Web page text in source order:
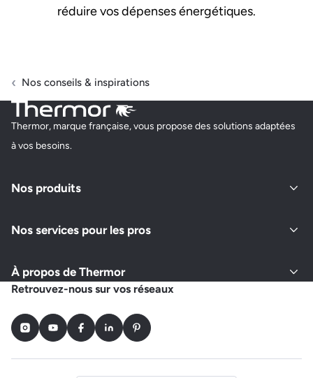
réduire vos dépenses énergétiques.
Nos conseils & inspirations
Thermor, marque française, vous propose des solutions adaptées
à vos besoins.
Nos produits
Nos services pour les pros
À propos de Thermor
Retrouvez-nous sur vos réseaux
InstagramYoutubeFacebookLinkedInPinterest